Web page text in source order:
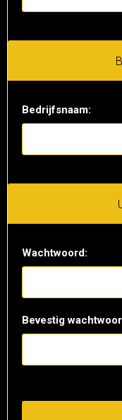
Bedrijfsnaam:
Wachtwoord:
Bevestig